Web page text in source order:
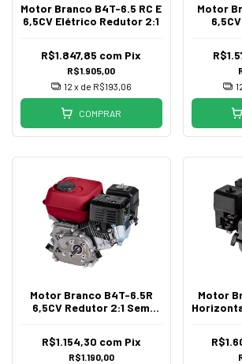
Motor Branco B4T-6.5 RC E
6,5CV Elétrico Redutor 2:1
R$1.905,00
R$1.847,85 com Pix
12 x de R$193,06
COMPRAR
Motor
Motor Branco B4T-6.5R
6,5CV Redutor 2:1 Sem
R$1.190,00
R$1.154,30 com Pix
Motor